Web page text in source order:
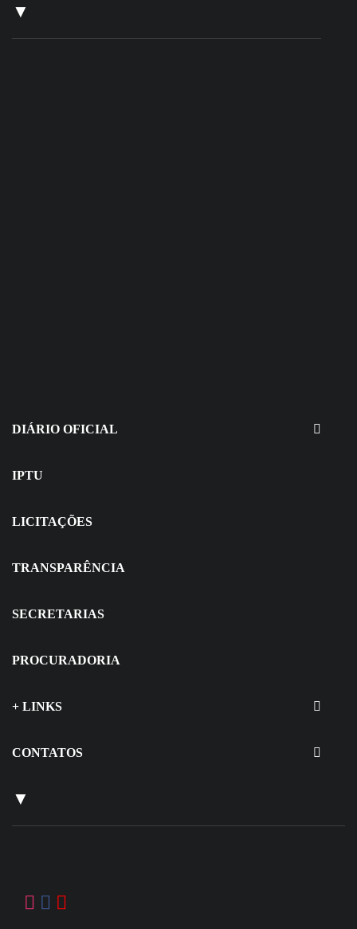
▼
Seletivo
DIÁRIO OFICIAL
IPTU
LICITAÇÕES
TRANSPARÊNCIA
SECRETARIAS
PROCURADORIA
+ LINKS
CONTATOS
▼